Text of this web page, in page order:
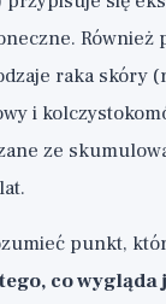
Również
raka skóry
i
ze
punkt,
co